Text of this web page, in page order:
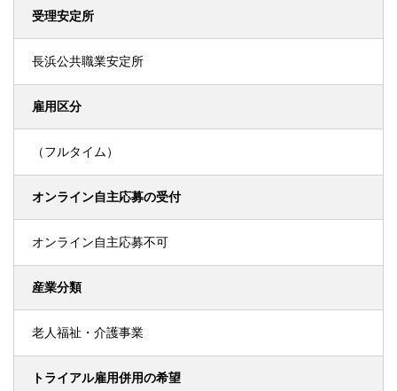
受理安定所
長浜公共職業安定所
雇用区分
（フルタイム）
オンライン自主応募の受付
オンライン自主応募不可
産業分類
老人福祉・介護事業
トライアル雇用併用の希望